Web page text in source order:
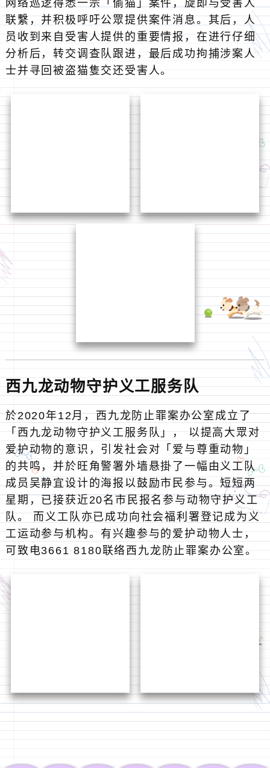
西九龙动物守护义工服务队
於2020年12月，西九龙防止罪案办公室成立了
「西九龙动物守护义工服务队」， 以提高大眾对
成员吴静宜设计的海报以鼓励市民参与。短短两
星期，已接获近20名市民报名参与动物守护义工
队。 而义工队亦已成功向社会福利署登记成为义
可致电3661 8180联络西九龙防止罪案办公室。